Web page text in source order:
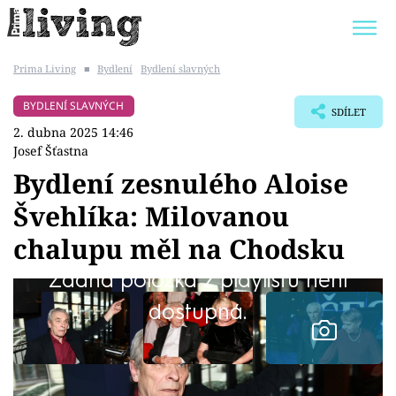
BYDLENÍ SLAVNÝCH
Témata
Bydlení
Zahrada
Design
Prima Living ■ Bydlení Bydlení slavných
BYDLENÍ SLAVNÝCH
2. dubna 2025 14:46
Josef Šťastna
SDÍLET
Bydlení zesnulého Aloise
Švehlíka: Milovanou
chalupu měl na Chodsku
Žádná položka z playlistu není
dostupná.